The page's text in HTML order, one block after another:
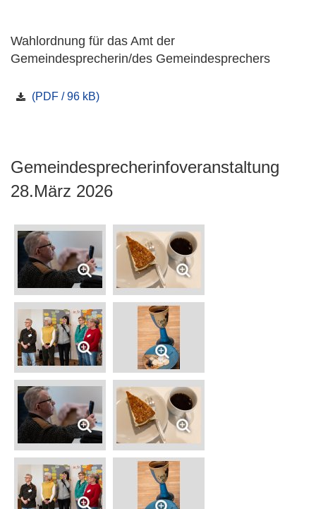
Wahlordnung für das Amt der
Gemeindesprecherin/des Gemeindesprechers
(PDF / 96 kB)
Gemeindesprecherinfoveranstaltung
28.März 2026